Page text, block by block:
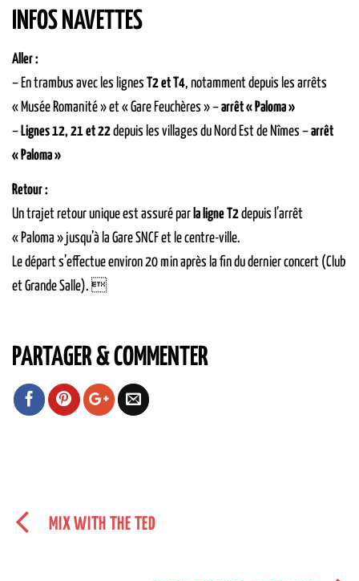
INFOS NAVETTES
Aller :
– En trambus avec les lignes T2 et T4, notamment depuis les arrêts
« Musée Romanité » et « Gare Feuchères » –arrêt « Paloma »
– Lignes 12, 21 et 22depuis les villages du Nord Est de Nîmes –arrêt
« Paloma »
Retour :
Un trajet retour unique est assuré par la ligne T2depuis l’arrêt
« Paloma » jusqu’à la Gare SNCF et le centre-ville.
Le départ s’effectue environ 20 min après la fin du dernier concert (Club
et Grande Salle). 
PARTAGER & COMMENTER
MIX WITH THE TED